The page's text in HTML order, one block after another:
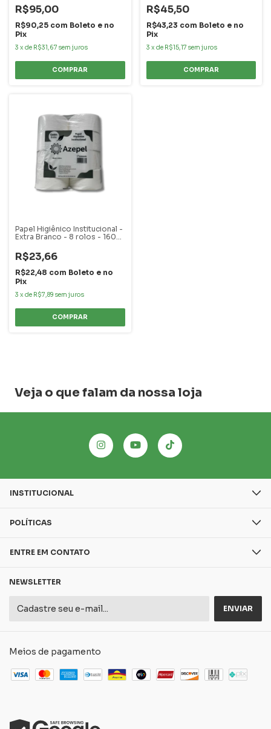
R$95,00
R$90,25 com Boleto e no
Pix
3 x de R$31,67 sem juros
R$45,50
R$43,23 com Boleto e no
Pix
3 x de R$15,17 sem juros
Papel Higiênico Institucional -
Extra Branco - 8 rolos - 160
R$23,66
R$22,48 com Boleto e no
Pix
3 x de R$7,89 sem juros
Veja o que falam da nossa loja
INSTITUCIONAL
POLÍTICAS
ENTRE EM CONTATO
NEWSLETTER
Meios de pagamento